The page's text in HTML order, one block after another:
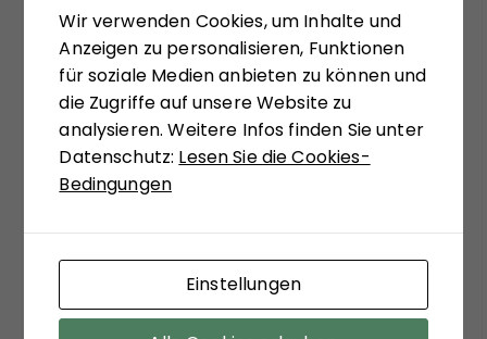
systemtheoretisch inspiriert, zu ungewohnten
Sichtweisen anregen zu lassen. Matthias
Schulze-Böing schreibt in seinem Buch-Tipp
von einem "kühnem Entwurf eines
gesellschaftstheoretisch fundierten Konzepts
zu einem neuen Verständnis des politischen
Extremismus." Sein Fazit versöhnt mit viel
Befund, dass ein funktionierender Staat, sozialer
Ausgleich und stabile Institutionen die
wirksamsten Mittel sind, der Verführungskraft
Wir verwenden Cookies, um Inhalte und
Anzeigen zu personalisieren, Funktionen
für soziale Medien anbieten zu können und
die Zugriffe auf unsere Website zu
analysieren. Weitere Infos finden Sie unter
Datenschutz: Lesen Sie die Cookies-
Bedingungen
Einstellungen